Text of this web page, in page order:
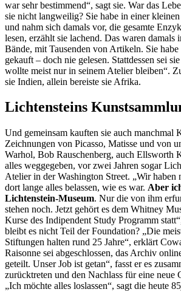
war sehr bestimmend“, sagt sie. War das
sie nicht langweilig? Sie habe in einer
und nahm sich damals vor, die gesamte
lesen, erzählt sie lachend. Das waren damals
Bände, mit Tausenden von Artikeln. Sie
gekauft – doch nie gelesen. Stattdessen sei
wollte meist nur in seinem Atelier bleiben“.
sie Indien, allein bereiste sie Afrika.
Lichtensteins
Und gemeinsam kauften sie auch manchmal
Zeichnungen von Picasso, Matisse und von
Warhol, Bob Rauschenberg, auch Ellsworth
alles weggegeben, vor zwei Jahren sogar
Atelier in der Washington Street. „Wir haben
dort lange alles belassen, wie es war. Aber
Lichtenstein-Museum. Nur die von ihm
stehen noch. Jetzt gehört es dem Whitney
Kurse des Indipendent Study Programm
bleibt es nicht Teil der Foundation? „Die
Stiftungen halten rund 25 Jahre“, erklärt
Raisonne sei abgeschlossen, das Archiv
geteilt. Unser Job ist getan“, fasst er es
zurücktreten und den Nachlass für eine neue
„Ich möchte alles loslassen“, sagt die heute